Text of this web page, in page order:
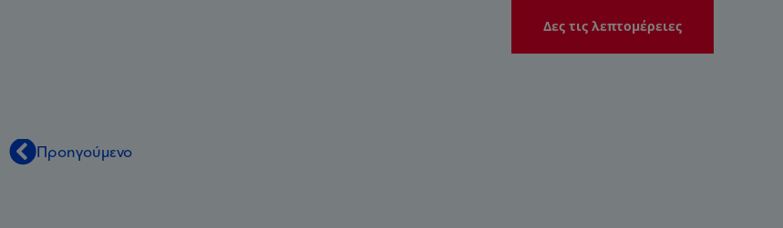
Δες τις λεπτομέρειες
Προηγούμενο